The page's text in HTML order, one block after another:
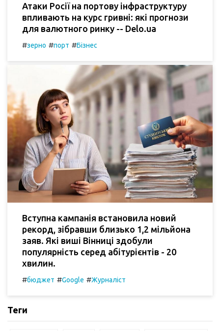
Атаки Росії на портову інфраструктуру
впливають на курс гривні: які прогнози
для валютного ринку -- Delo.ua
#зерно #порт #Бізнес
Вступна кампанія встановила новий
рекорд, зібравши близько 1,2 мільйона
заяв. Які виші Вінниці здобули
популярність серед абітурієнтів - 20
хвилин.
#бюджет #Google #Журналіст
Теги